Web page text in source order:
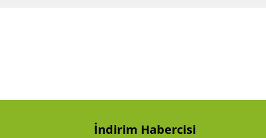
Ürün fiyatı diğer sitelerden daha pahalı.
İndirim Habercisi